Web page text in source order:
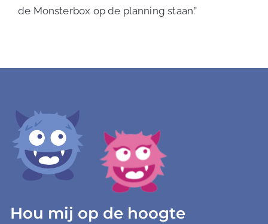
de Monsterbox op de planning staan.”
Hou mij op de hoogte